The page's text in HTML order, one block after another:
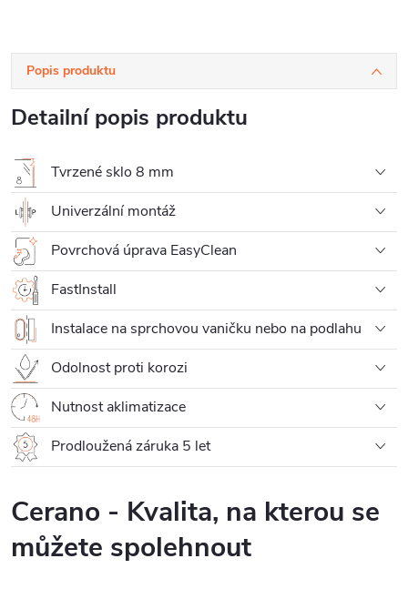
Popis produktu
Detailní popis produktu
Tvrzené sklo 8 mm
Univerzální montáž
Povrchová úprava EasyClean
FastInstall
Instalace na sprchovou vaničku nebo na podlahu
Odolnost proti korozi
Nutnost aklimatizace
Prodloužená záruka 5 let
Cerano - Kvalita, na kterou se
můžete spolehnout